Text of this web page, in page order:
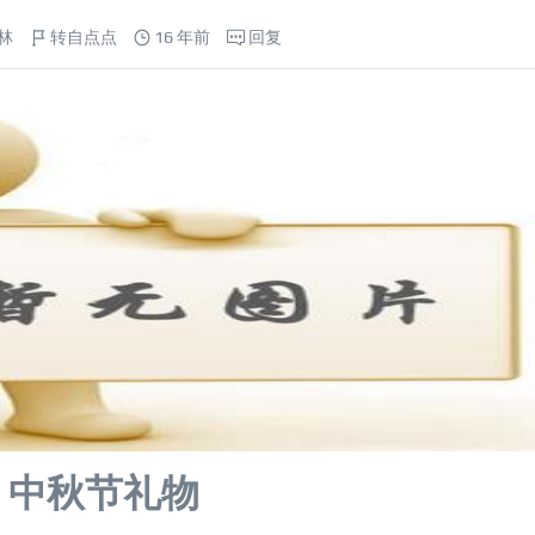
转自点点 16 年前 回复
中秋节礼物